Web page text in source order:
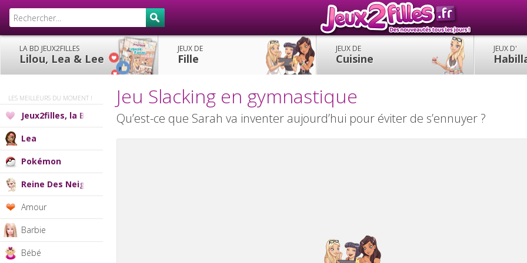
LA BD JEUX2FILLES
Lilou, Lea & Lee
JEUX DE
Fille
JEUX DE
Cuisine
JEUX D'
LES MEILLEURS DU MOMENT !
Jeux2filles, la BD
Lea
Pokémon
Reine Des Neiges
Amour
Barbie
Bébé
Jeu Slacking en gymnastique
Qu’est-ce que Sarah va inventer aujourd’hui pour éviter de s’ennuyer ?